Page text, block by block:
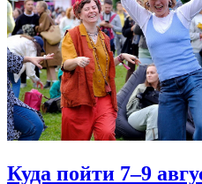
Куда пойти 7–9